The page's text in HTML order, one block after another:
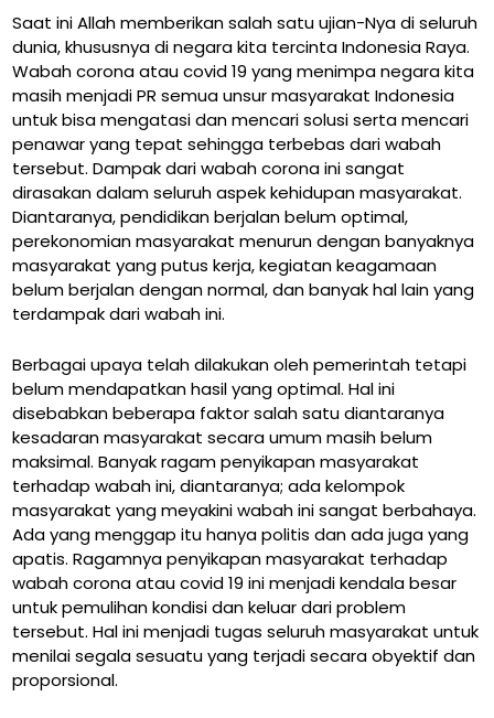
Saat ini Allah memberikan salah satu ujian-Nya di seluruh
dunia, khususnya di negara kita tercinta Indonesia Raya.
Wabah corona atau covid 19 yang menimpa negara kita
masih menjadi PR semua unsur masyarakat Indonesia
untuk bisa mengatasi dan mencari solusi serta mencari
penawar yang tepat sehingga terbebas dari wabah
tersebut. Dampak dari wabah corona ini sangat
dirasakan dalam seluruh aspek kehidupan masyarakat.
Diantaranya, pendidikan berjalan belum optimal,
perekonomian masyarakat menurun dengan banyaknya
masyarakat yang putus kerja, kegiatan keagamaan
belum berjalan dengan normal, dan banyak hal lain yang
terdampak dari wabah ini.
Berbagai upaya telah dilakukan oleh pemerintah tetapi
belum mendapatkan hasil yang optimal. Hal ini
disebabkan beberapa faktor salah satu diantaranya
kesadaran masyarakat secara umum masih belum
maksimal. Banyak ragam penyikapan masyarakat
terhadap wabah ini, diantaranya; ada kelompok
masyarakat yang meyakini wabah ini sangat berbahaya.
Ada yang menggap itu hanya politis dan ada juga yang
apatis. Ragamnya penyikapan masyarakat terhadap
wabah corona atau covid 19 ini menjadi kendala besar
untuk pemulihan kondisi dan keluar dari problem
tersebut. Hal ini menjadi tugas seluruh masyarakat untuk
menilai segala sesuatu yang terjadi secara obyektif dan
proporsional.